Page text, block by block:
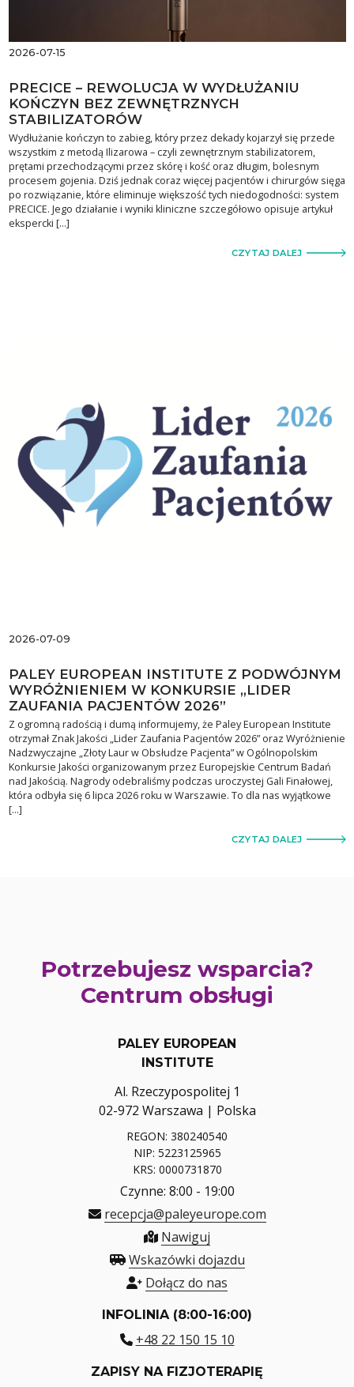
2026-07-15
PRECICE – REWOLUCJA W WYDŁUŻANIU
KOŃCZYN BEZ ZEWNĘTRZNYCH
STABILIZATORÓW
Wydłużanie kończyn to zabieg, który przez dekady kojarzył się przede
wszystkim z metodą Ilizarowa – czyli zewnętrznym stabilizatorem,
prętami przechodzącymi przez skórę i kość oraz długim, bolesnym
procesem gojenia. Dziś jednak coraz więcej pacjentów i chirurgów sięga
po rozwiązanie, które eliminuje większość tych niedogodności: system
PRECICE. Jego działanie i wyniki kliniczne szczegółowo opisuje artykuł
ekspercki […]
CZYTAJ DALEJ
2026-07-09
PALEY EUROPEAN INSTITUTE Z PODWÓJNYM
WYRÓŻNIENIEM W KONKURSIE „LIDER
ZAUFANIA PACJENTÓW 2026”
Z ogromną radością i dumą informujemy, że Paley European Institute
otrzymał Znak Jakości „Lider Zaufania Pacjentów 2026” oraz Wyróżnienie
Nadzwyczajne „Złoty Laur w Obsłudze Pacjenta” w Ogólnopolskim
Konkursie Jakości organizowanym przez Europejskie Centrum Badań
nad Jakością. Nagrody odebraliśmy podczas uroczystej Gali Finałowej,
która odbyła się 6 lipca 2026 roku w Warszawie. To dla nas wyjątkowe
[…]
CZYTAJ DALEJ
Potrzebujesz wsparcia?
Centrum obsługi
PALEY EUROPEAN
INSTITUTE
Al. Rzeczypospolitej 1
02-972 Warszawa | Polska
REGON: 380240540
NIP: 5223125965
KRS: 0000731870
Czynne: 8:00 - 19:00
recepcja@paleyeurope.com
Nawiguj
Wskazówki dojazdu
Dołącz do nas
INFOLINIA (8:00-16:00)
+48 22 150 15 10
ZAPISY NA FIZJOTERAPIĘ